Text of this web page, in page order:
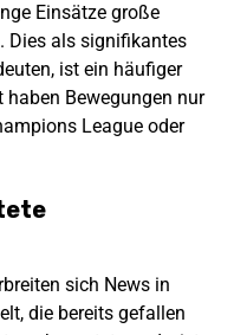
Einsätze große
Dies als signifikantes
ist ein häufiger
haben Bewegungen nur
League oder
sich News in
die bereits gefallen